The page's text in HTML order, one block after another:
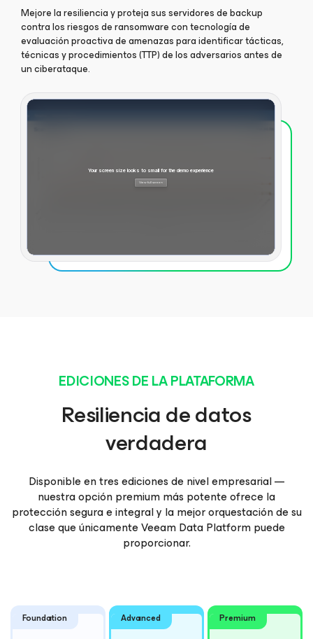
Mejore la resiliencia y proteja sus servidores de backup
contra los riesgos de ransomware con tecnología de
evaluación proactiva de amenazas para identificar tácticas,
técnicas y procedimientos (TTP) de los adversarios antes de
un ciberataque.
EDICIONES DE LA PLATAFORMA
Resiliencia de datos
verdadera
Disponible en tres ediciones de nivel empresarial —
nuestra opción premium más potente ofrece la
protección segura e integral y la mejor orquestación de su
clase que únicamente Veeam Data Platform puede
proporcionar.
Foundation Advanced Premium